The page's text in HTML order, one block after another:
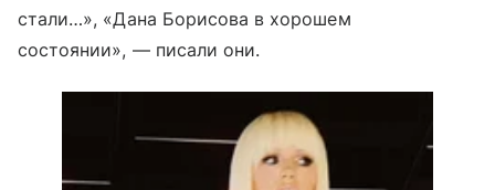
стали…», «Дана Борисова в хорошем
состоянии», — писали они.